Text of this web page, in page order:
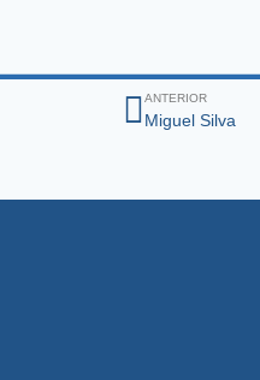
ANTERIOR
Miguel Silva